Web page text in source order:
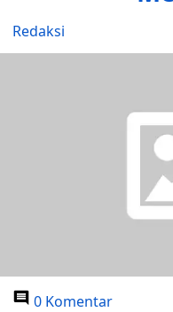
Redaksi
0 Komentar